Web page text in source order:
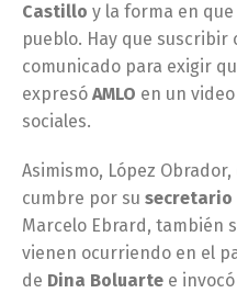
Castillo y la forma en
pueblo. Hay que
comunicado para exigir
expresó AMLO en un
sociales.
Asimismo, López
cumbre por su secretario
Marcelo Ebrard, también
vienen ocurriendo en el
de Dina Boluarte e